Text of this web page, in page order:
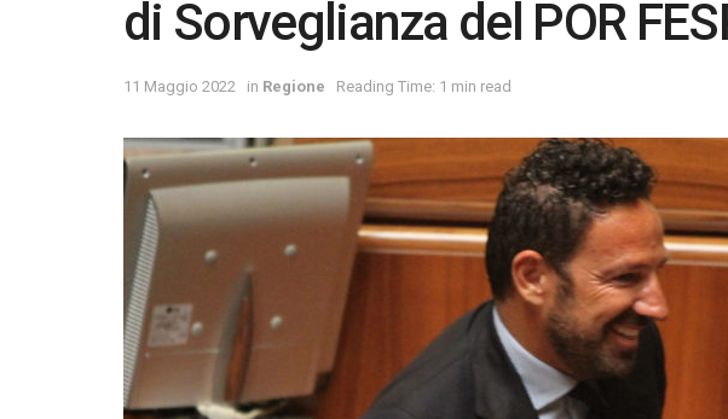
di Sorveglianza del POR
11 Maggio 2022 in Regione Reading Time: 1 min read